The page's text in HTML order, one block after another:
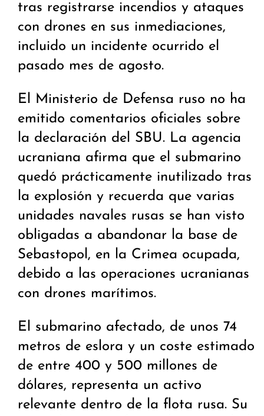
tras registrarse incendios y ataques
con drones en sus inmediaciones,
incluido un incidente ocurrido el
pasado mes de agosto.
El Ministerio de Defensa ruso no ha
emitido comentarios oficiales sobre
la declaración del SBU. La agencia
ucraniana afirma que el submarino
quedó prácticamente inutilizado tras
la explosión y recuerda que varias
unidades navales rusas se han visto
obligadas a abandonar la base de
Sebastopol, en la Crimea ocupada,
debido a las operaciones ucranianas
con drones marítimos.
El submarino afectado, de unos 74
metros de eslora y un coste estimado
de entre 400 y 500 millones de
dólares, representa un activo
relevante dentro de la flota rusa. Su